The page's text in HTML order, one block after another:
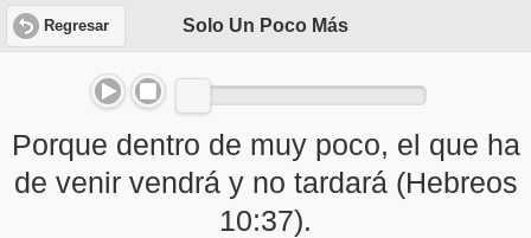
Regresar Solo Un Poco Más
Porque dentro de muy poco, el que ha
de venir vendrá y no tardará (Hebreos
10:37).